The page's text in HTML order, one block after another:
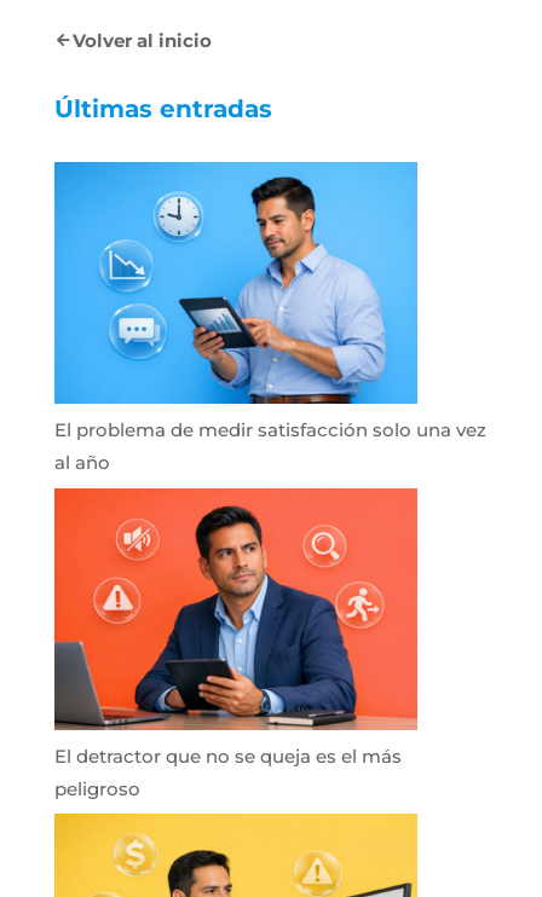
Volver al inicio
Últimas entradas
El problema de medir satisfacción solo una vez
al año
El detractor que no se queja es el más
peligroso